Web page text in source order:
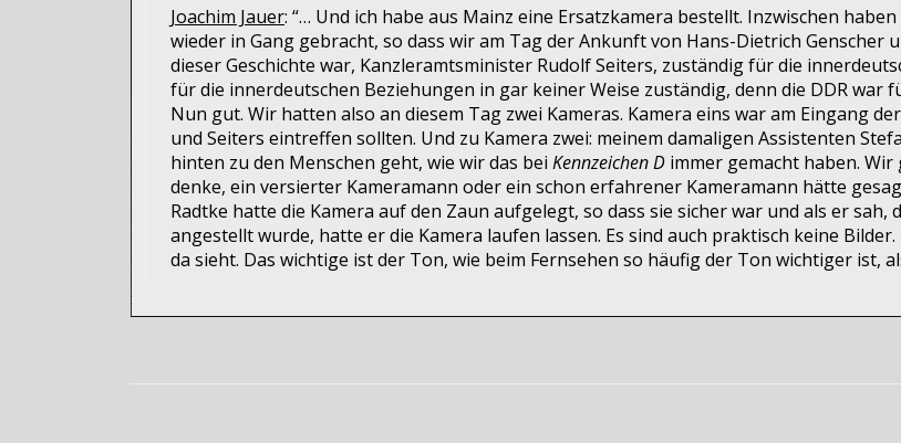
Joachim Jauer: “… Und ich habe aus Mainz eine Ersatzkamera bestellt. Inzwischen
wieder in Gang gebracht, so dass wir am Tag der Ankunft von Hans-Dietrich Genscher
dieser Geschichte war, Kanzleramtsminister Rudolf Seiters, zuständig für die
für die innerdeutschen Beziehungen in gar keiner Weise zuständig, denn die DDR war
Nun gut. Wir hatten also an diesem Tag zwei Kameras. Kamera eins war am Eingang
und Seiters eintreffen sollten. Und zu Kamera zwei: meinem damaligen Assistenten
hinten zu den Menschen geht, wie wir das bei Kennzeichen D immer gemacht haben. Wir
denke, ein versierter Kameramann oder ein schon erfahrener Kameramann hätte
Radtke hatte die Kamera auf den Zaun aufgelegt, so dass sie sicher war und als er
angestellt wurde, hatte er die Kamera laufen lassen. Es sind auch praktisch keine
da sieht. Das wichtige ist der Ton, wie beim Fernsehen so häufig der Ton wichtiger ist,